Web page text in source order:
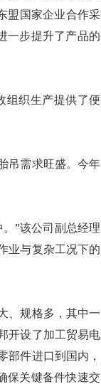
盟国家企业合作采
一步提升了产品的
织生产提供了便
吊需求旺盛。今年
”该公司副总经理
业与复杂工况下的
、规格多，其中一
开设了加工贸易电
部件进口到国内，
保关键备件快速交